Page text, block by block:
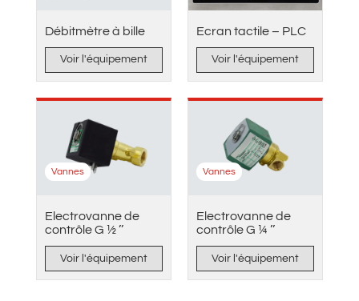
Débitmètre à bille
Voir l'équipement
Ecran tactile – PLC
Voir l'équipement
Electrovanne de
contrôle G ½ ’’
Vannes
Voir l'équipement
Electrovanne de
contrôle G ¼ ’’
Vannes
Voir l'équipement